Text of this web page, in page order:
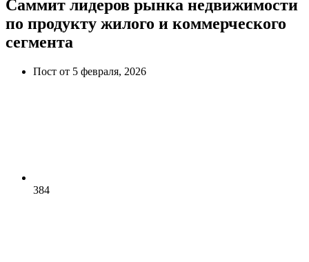
Саммит лидеров рынка недвижимости
по продукту жилого и коммерческого
сегмента
Пост от 5 февраля, 2026
384